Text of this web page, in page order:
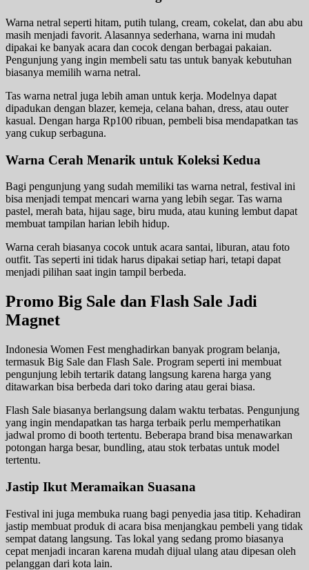
Warna netral seperti hitam, putih tulang, cream, cokelat, dan abu abu
masih menjadi favorit. Alasannya sederhana, warna ini mudah
dipakai ke banyak acara dan cocok dengan berbagai pakaian.
Pengunjung yang ingin membeli satu tas untuk banyak kebutuhan
biasanya memilih warna netral.
Tas warna netral juga lebih aman untuk kerja. Modelnya dapat
dipadukan dengan blazer, kemeja, celana bahan, dress, atau outer
kasual. Dengan harga Rp100 ribuan, pembeli bisa mendapatkan tas
yang cukup serbaguna.
Warna Cerah Menarik untuk Koleksi Kedua
Bagi pengunjung yang sudah memiliki tas warna netral, festival ini
bisa menjadi tempat mencari warna yang lebih segar. Tas warna
pastel, merah bata, hijau sage, biru muda, atau kuning lembut dapat
membuat tampilan harian lebih hidup.
Warna cerah biasanya cocok untuk acara santai, liburan, atau foto
outfit. Tas seperti ini tidak harus dipakai setiap hari, tetapi dapat
menjadi pilihan saat ingin tampil berbeda.
Promo Big Sale dan Flash Sale Jadi
Magnet
Indonesia Women Fest menghadirkan banyak program belanja,
termasuk Big Sale dan Flash Sale. Program seperti ini membuat
pengunjung lebih tertarik datang langsung karena harga yang
ditawarkan bisa berbeda dari toko daring atau gerai biasa.
Flash Sale biasanya berlangsung dalam waktu terbatas. Pengunjung
yang ingin mendapatkan tas harga terbaik perlu memperhatikan
jadwal promo di booth tertentu. Beberapa brand bisa menawarkan
potongan harga besar, bundling, atau stok terbatas untuk model
tertentu.
Jastip Ikut Meramaikan Suasana
Festival ini juga membuka ruang bagi penyedia jasa titip. Kehadiran
jastip membuat produk di acara bisa menjangkau pembeli yang tidak
sempat datang langsung. Tas lokal yang sedang promo biasanya
cepat menjadi incaran karena mudah dijual ulang atau dipesan oleh
pelanggan dari kota lain.